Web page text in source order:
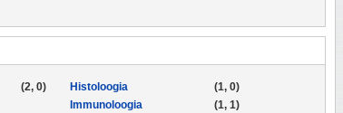
(2, 0) (1, 0)
Histoloogia
(1, 1)
Immunoloogia